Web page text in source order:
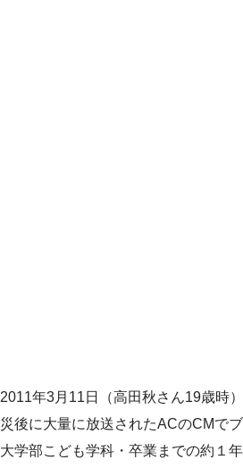
2011年3月11日（高田秋さん19歳時
災後に大量に放送されたACのCMで
大学部こども学科・卒業までの約１